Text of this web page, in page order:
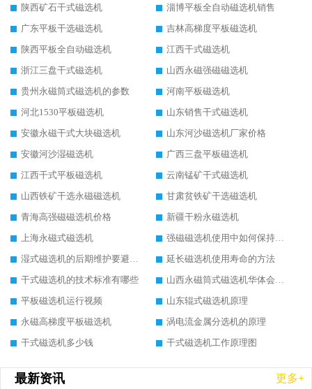
陕西矿石干式磁选机
淄博平板全自动磁选机销售
广东平板干选磁选机
吉林高梯度平板磁选机
陕西平板全自动磁选机
江西干式磁选机
浙江三盘干式磁选机
山西永磁强磁磁选机
贵州永磁筒式磁选机的参数
河南平板磁选机
河北1530平板磁选机
山东销售干式磁选机
安徽永磁干式大块磁选机
山东河沙磁选机厂家价格
安徽河沙湿磁选机
广西三盘平板磁选机
江西干式平板磁选机
云南锰矿干式磁选机
山西铁矿干选永磁磁选机
甘肃贫铁矿干选磁选机
青海高强磁磁选机价格
新疆干粉永磁选机
上海永磁式磁选机
强磁磁选机使用中如何保持其顺畅运行
湿式磁选机的后期维护要避开哪些坑
延长磁选机使用寿命的方法
干式磁选机的技术标准有哪些
山西永磁筒式磁选机华体会手机网页版-华体会(中国)
平板磁选机运行视频
山东辊式磁选机原理
永磁高梯度平板磁选机
涡电流金属分选机的原理
干式磁选机多少钱
干式磁选机工作原理图
最新资讯 更多+